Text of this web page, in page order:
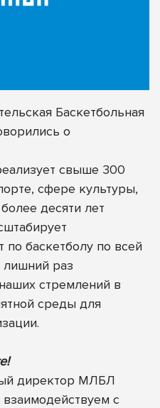
Баскетбольная
о
свыше 300
сфере культуры,
десяти лет
баскетболу по всей
лишний раз
стремлений в
среды для
директор МЛБЛ
с